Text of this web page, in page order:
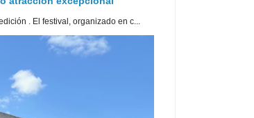
. El festival, organizado en c...